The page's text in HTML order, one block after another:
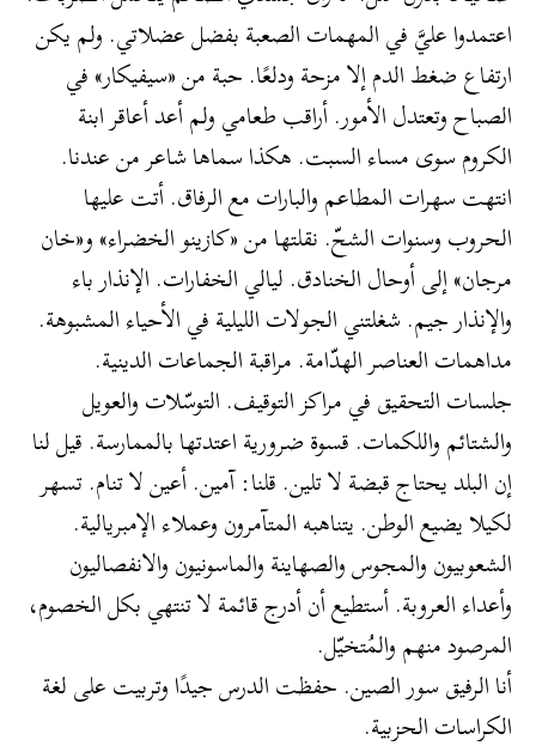
اعتمدوا عليَّ في المهمات الصعبة بفضل عضلاتي. ولم يكن
ارتفاع ضغط الدم إلا مزحة ودلعًا. حبة من «سيفيكار» في
الصباح وتعتدل الأمور. أراقب طعامي ولم أعد أعاقر ابنة
الكروم سوى مساء السبت. هكذا سماها شاعر من عندنا.
انتهت سهرات المطاعم والبارات مع الرفاق. أتت عليها
الحروب وسنوات الشحّ. نقلتها من «كازينو الخضراء» و«خان
مرجان» إلى أوحال الخنادق. ليالي الخفارات. الإنذار باء
والإنذار جيم. شغلتني الجولات الليلية في الأحياء المشبوهة.
مداهمات العناصر الهدّامة. مراقبة الجماعات الدينية.
جلسات التحقيق في مراكز التوقيف. التوسّلات والعويل
والشتائم واللكمات. قسوة ضرورية اعتدتها بالممارسة. قيل لنا
إن البلد يحتاج قبضة لا تلين. قلنا: آمين. أعين لا تنام. تسهر
لكيلا يضيع الوطن. يتناهبه المتآمرون وعملاء الإمبريالية.
الشعوبيون والمجوس والصهاينة والماسونيون والانفصاليون
وأعداء العروبة. أستطيع أن أدرج قائمة لا تنتهي بكل الخصوم،
المرصود منهم والمُتخيّل.
أنا الرفيق سور الصين. حفظت الدرس جيدًا وتربيت على لغة
الكراسات الحزبية.